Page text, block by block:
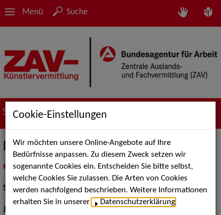
Menü Suche
Suche nach Künstler*innen
Dilara Braun
als PDF speichern
inMeine Merklistelegen
Schauspiel:Bühne, Film und TV
Jahrgang:
Cookie-Einstellungen
Wir möchten unsere Online-Angebote auf Ihre
Bedürfnisse anpassen. Zu diesem Zweck setzen wir
sogenannte Cookies ein. Entscheiden Sie bitte selbst,
welche Cookies Sie zulassen. Die Arten von Cookies
werden nachfolgend beschrieben. Weitere Informationen
erhalten Sie in unserer
Datenschutzerklärung